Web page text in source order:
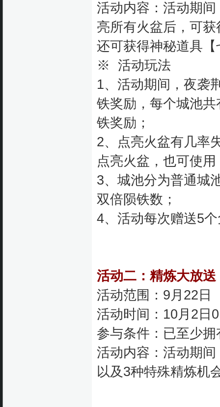
活动内容：活动期
亮所有火盆后，可
还可获得神秘道具
※ 活动玩法
1、活动期间，夜袭
铁奖励，每个城池
铁奖励；
2、点亮火盆有几率
点亮火盆，也可使
3、城池分为普通城
双倍陨铁数；
4、活动每次赠送5
活动二：精炼大放
活动范围：9月22日
活动时间：10月2日
参与条件：已至少
活动内容：活动期
以及3种特殊精炼机